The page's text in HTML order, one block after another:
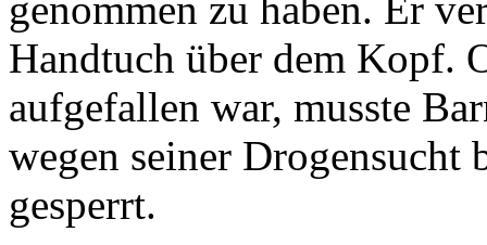
Handtuch über dem Kopf.
aufgefallen war, musste
wegen seiner Drogensucht
gesperrt.